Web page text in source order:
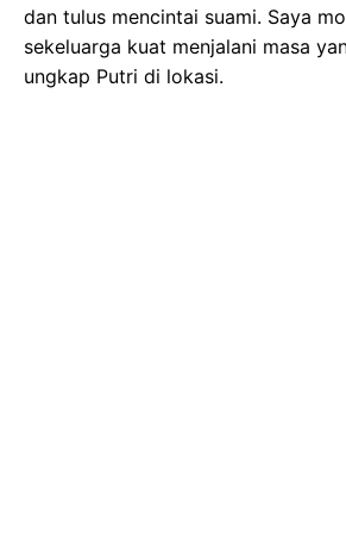
dan tulus mencintai suami. Saya
sekeluarga kuat menjalani masa
ungkap Putri di lokasi.